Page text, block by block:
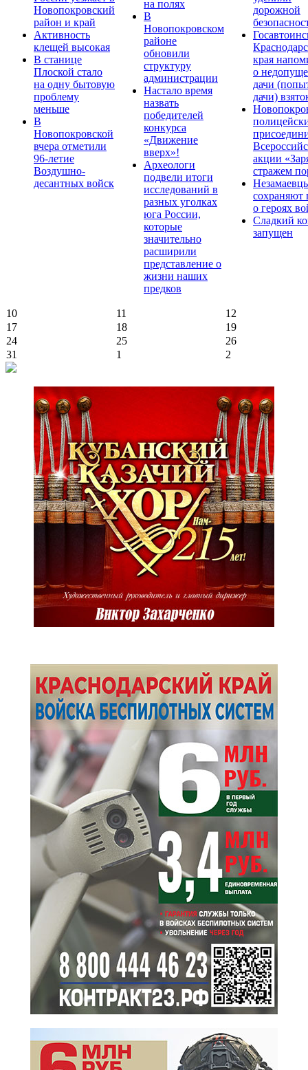
Новопокровский
район и край
Активность
клещей высокая
В станице
Плоской стало
на одну бытовую
проблему
меньше
В
Новопокровской
вчера отметили
96-летие
Воздушно-
десантных войск
на полях
В
Новопокровском
районе
обновили
структуру
администрации
Настало время
назвать
победителей
конкурса
«Движение
вверх»!
Археологи
подвели итоги
исследований в
разных уголках
юга России,
которые
значительно
расширили
представление о
жизни наших
предков
дорожной
края
о
дачи
дачи)
акции
стражем
сохраняют
о героях
Сладкий
запущен
10 11
12
17
18
19
24
25
26
31
1 2